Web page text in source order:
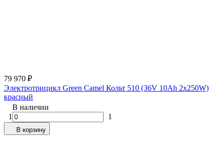
79 970 ₽
Электротрицикл Green Camel Кольт 510 (36V 10Ah 2x250W)
красный
В наличии
1
1
В корзину